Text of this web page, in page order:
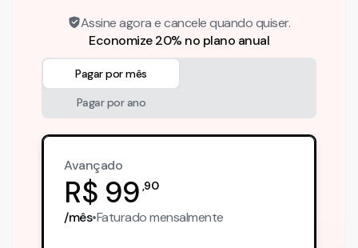
Assine agora e cancele quando quiser.
Economize 20% no plano anual
Pagar por mês
Pagar por ano
Avançado
R$ 99 ,90
/mês•Faturadomensalmente